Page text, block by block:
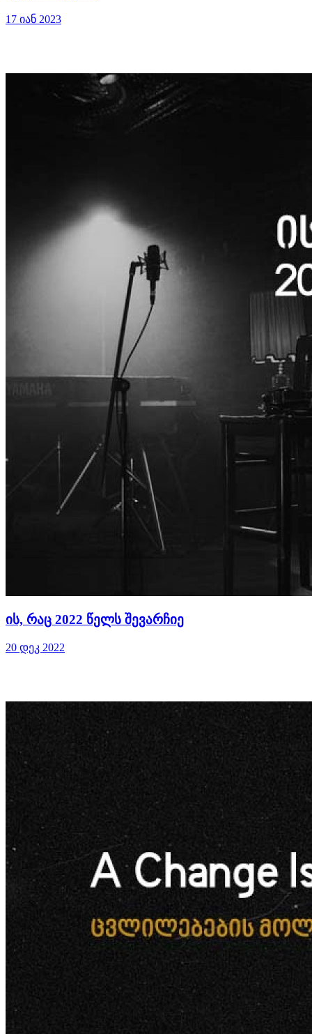
17 იან 2023
ის, რაც 2022 წელს შევარჩიე
20 დეკ 2022